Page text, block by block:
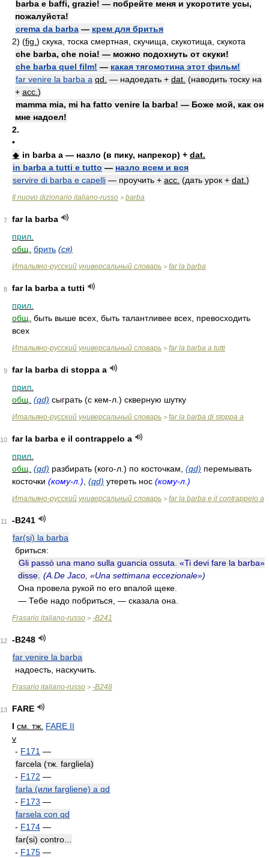
barba e baffi, grazie! — побрейте меня и укоротите усы,
пожалуйста!
crema da barba — крем для бритья
2) (fig. ) скука, тоска смертная, скучища, скукотища, скукота
che barba, che noia! — можно подохнуть от скуки!
che barba quel film! — какая тягомотина этот фильм!
far venire la barba a qd. — надоедать + dat. (наводить тоску на
+ acc. )
mamma mia, mi ha fatto venire la barba! — Боже мой, как он
мне надоел!
2.
•
◆ in barba a — назло (в пику, напрекор) + dat.
in barba a tutti e tutto — назло всем и вся
servire di barba e capelli — проучить + acc. (дать урок + dat. )
Il nuovo dizionario italiano-russo > barba
7
far la barba
прил.
общ. брить (ся)
Итальяно-русский универсальный словарь > far la barba
8
far la barba a tutti
прил.
общ. быть выше всех, быть талантливее всех, превосходить
всех
Итальяно-русский универсальный словарь > far la barba a tutti
9
far la barba di stoppa a
прил.
общ. (qd) сыграть (с кем-л.) скверную шутку
Итальяно-русский универсальный словарь > far la barba di stoppa a
10
far la barba e il contrappelo a
прил.
общ. (qd) разбирать (кого-л.) по косточкам, (qd) перемывать
косточки (кому-л.) (qd) утереть нос (кому-л.)
Итальяно-русский универсальный словарь > far la barba e il contrappelo a
11
-B241
far(si) la barba
бриться:
Gli passò una mano sulla guancia ossuta. «Ti devi fare la barba»
disse. (A.De Jaco, «Una settimana eccezionale»)
Она провела рукой по его впалой щеке.
— Тебе надо побриться, — сказала она.
Frasario italiano-russo > -B241
12
-B248
far venire la barba
надоесть, наскучить.
Frasario italiano-russo > -B248
13
FARE
I см. тж. FARE II
v
- F171 —
farcela (тж. fargliela)
- F172 —
farla (или fargliene) a qd
- F173 —
farsela con qd
- F174 —
far(si) contro...
- F175 —